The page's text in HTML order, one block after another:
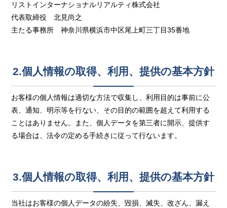
リストインターナショナルリアルティ株式会社
代表取締役 北見尚之
主たる事務所 神奈川県横浜市中区尾上町三丁目35番地
2.個人情報の取得、利用、提供の基本方針
お客様の個人情報は適切な方法で収集し、利用目的は事前に公
表、通知、明示等を行ない、その目的の範囲を超えて利用する
ことはありません。また、個人データを第三者に開示、提供す
る場合は、法令の定める手続きに従って行ないます。
3.個人情報の取得、利用、提供の基本方針
当社はお客様の個人データの紛失、毀損、滅失、改ざん、漏え